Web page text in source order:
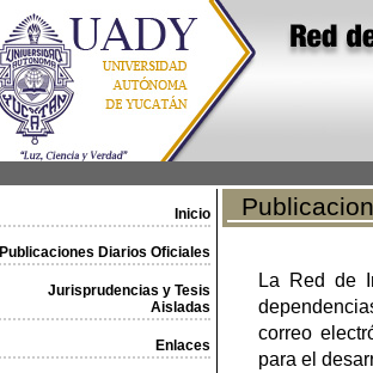
Inicio
Publicaciones Diarios Oficiales
Jurisprudencias y Tesis
Aisladas
Enlaces
La Red de
correo
para el